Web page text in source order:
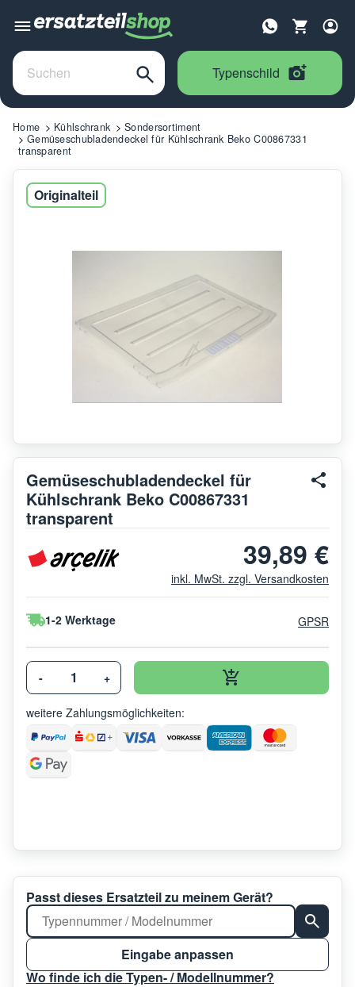
Typenschild
Home Kühlschrank
Sondersortiment
Gemüseschubladendeckel für Kühlschrank Beko C00867331
transparent
Originalteil
Gemüseschubladendeckel für
Kühlschrank Beko C00867331
transparent
39,89 €
inkl. MwSt. zzgl. Versandkosten
1-2 Werktage GPSR
- +
weitere Zahlungsmöglichkeiten:
Passt dieses Ersatzteil zu meinem Gerät?
Eingabe anpassen
Wo finde ich die Typen- / Modellnummer?